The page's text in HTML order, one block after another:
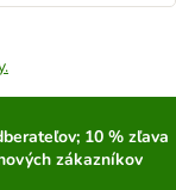
10 % zľava
zákazníkov